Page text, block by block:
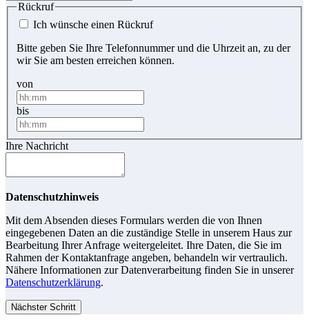
Rückruf
Ich wünsche einen Rückruf
Bitte geben Sie Ihre Telefonnummer und die Uhrzeit an, zu der
wir Sie am besten erreichen können.
von
bis
Ihre Nachricht
Datenschutzhinweis
Mit dem Absenden dieses Formulars werden die von Ihnen
eingegebenen Daten an die zuständige Stelle in unserem Haus zur
Bearbeitung Ihrer Anfrage weitergeleitet. Ihre Daten, die Sie im
Rahmen der Kontaktanfrage angeben, behandeln wir vertraulich.
Nähere Informationen zur Datenverarbeitung finden Sie in unserer
Datenschutzerklärung.
Nächster Schritt